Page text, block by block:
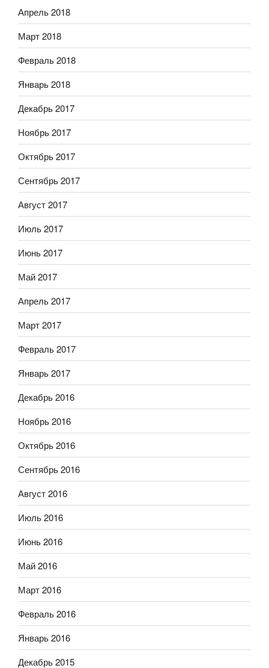
Апрель 2018
Март 2018
Февраль 2018
Январь 2018
Декабрь 2017
Ноябрь 2017
Октябрь 2017
Сентябрь 2017
Август 2017
Июль 2017
Июнь 2017
Май 2017
Апрель 2017
Март 2017
Февраль 2017
Январь 2017
Декабрь 2016
Ноябрь 2016
Октябрь 2016
Сентябрь 2016
Август 2016
Июль 2016
Июнь 2016
Май 2016
Март 2016
Февраль 2016
Январь 2016
Декабрь 2015